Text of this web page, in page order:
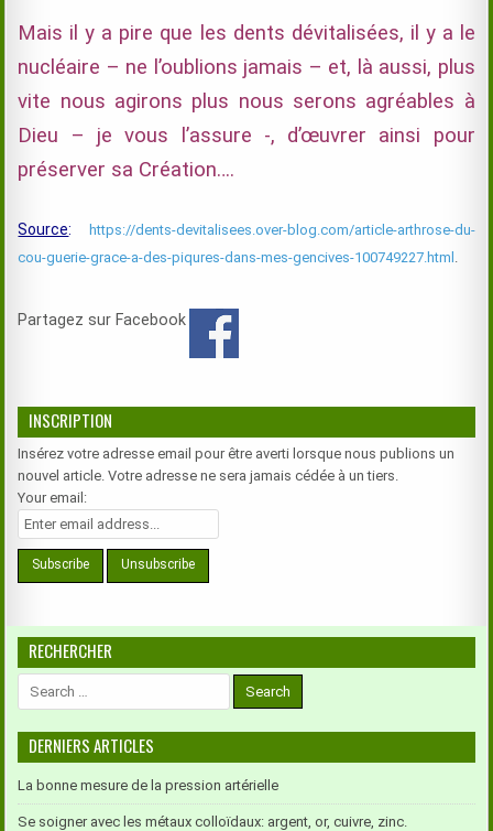
Mais il y a pire que les dents dévitalisées, il y a le
nucléaire – ne l’oublions jamais – et, là aussi, plus
vite nous agirons plus nous serons agréables à
Dieu – je vous l’assure -, d’œuvrer ainsi pour
préserver sa Création….
Source:
https://dents-devitalisees.over-blog.com/article-arthrose-du-
cou-guerie-grace-a-des-piqures-dans-mes-gencives-100749227.html
Partagez sur Facebook
INSCRIPTION
Insérez votre adresse email pour être averti lorsque nous publions un
nouvel article. Votre adresse ne sera jamais cédée à un tiers.
Your email:
RECHERCHER
DERNIERS ARTICLES
La bonne mesure de la pression artérielle
Se soigner avec les métaux colloïdaux: argent, or, cuivre, zinc.